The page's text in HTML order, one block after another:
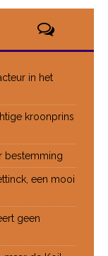
in het
kroonprins
bestemming
een mooi
geen